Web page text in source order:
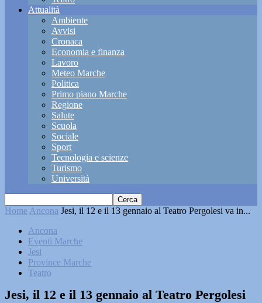
Attualità
Ambiente
Avvisi
Cronaca
Economia e finanza
Lavoro
Meteo Marche
Politica
Primo piano Marche
Regione
Salute
Scuola
Sociale
Sport
Tecnologia e scienze
Turismo
Università
Home Ancona Jesi, il 12 e il 13 gennaio al Teatro Pergolesi va in...
Ancona
Eventi Marche
Jesi
Province Marche
Teatro
Jesi, il 12 e il 13 gennaio al Teatro Pergolesi